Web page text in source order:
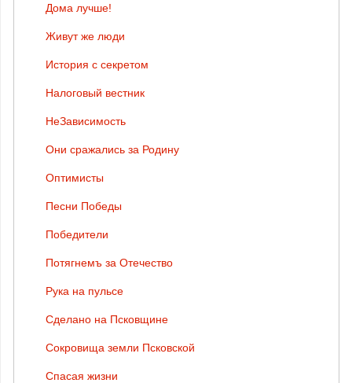
Дома лучше!
Живут же люди
История с секретом
Налоговый вестник
НеЗависимость
Они сражались за Родину
Оптимисты
Песни Победы
Победители
Потягнемъ за Отечество
Рука на пульсе
Сделано на Псковщине
Сокровища земли Псковской
Спасая жизни